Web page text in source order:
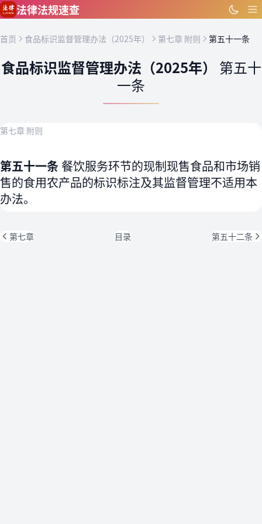
跳到主要内容
法律法规速查
首页 食品标识监督管理办法（2025年） 第七章 附则 第五十一条
食品标识监督管理办法（2025年） 第五十
一条
第七章 附则
第五十一条 餐饮服务环节的现制现售食品和市场销
售的食用农产品的标识标注及其监督管理不适用本
办法。
第七章 目录 第五十二条